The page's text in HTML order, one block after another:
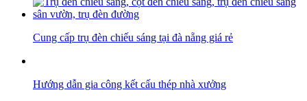
Cung cấp trụ đèn chiếu sáng tại đà nẵng giá rẻ
Hướng dẫn gia công kết cấu thép nhà xưởng